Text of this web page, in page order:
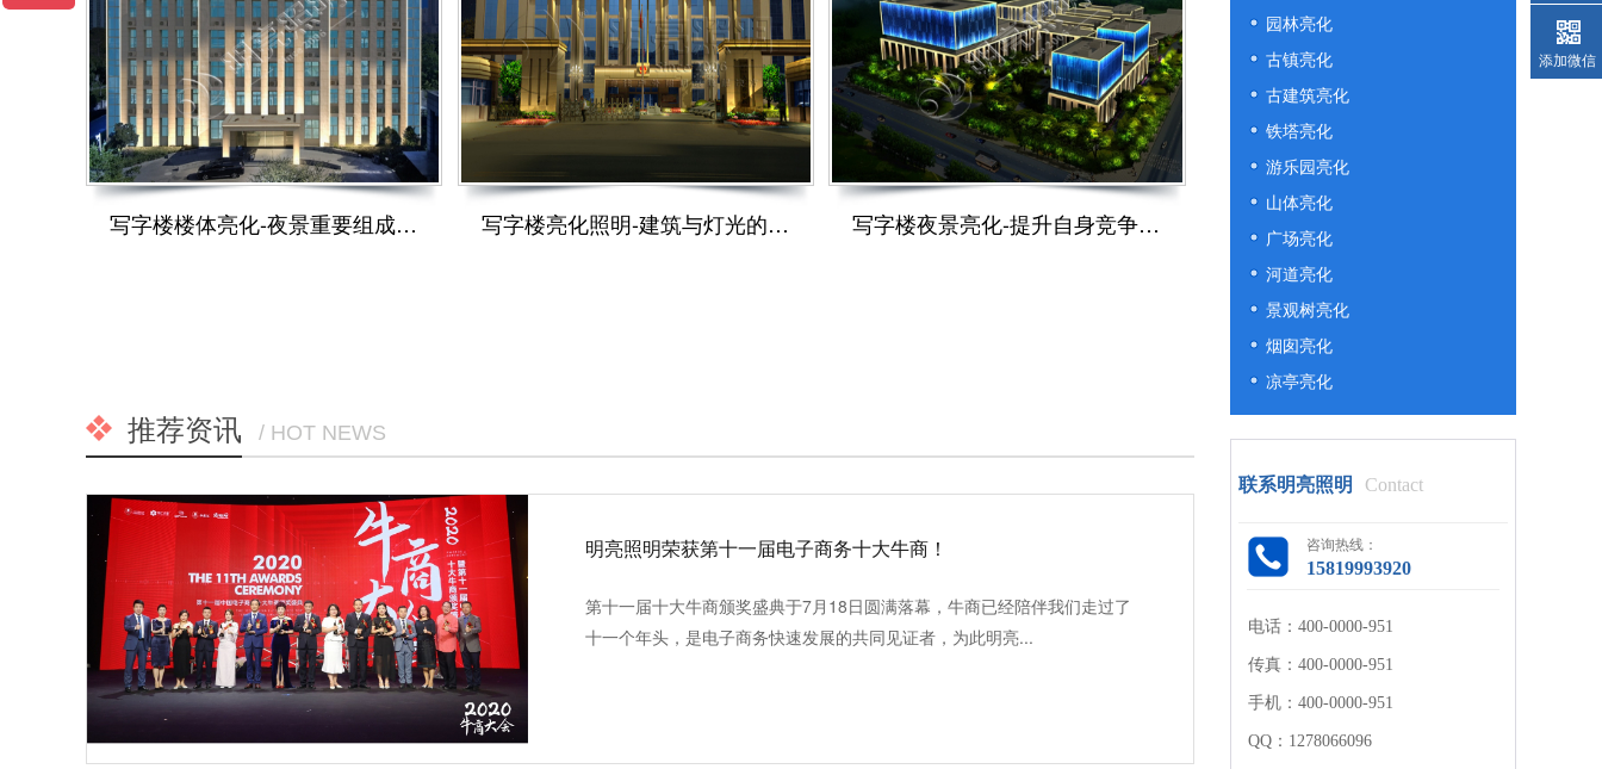
写字楼楼体亮化-夜景重要组成部分 写字楼亮化照明-建筑与灯光的融合美 写字楼夜景亮化-提升自身竞争能力
推荐资讯 / HOT NEWS
明亮照明荣获第十一届电子商务十大牛商！
第十一届十大牛商颁奖盛典于7月18日圆满落幕，牛商已经陪伴我们走过了
十一个年头，是电子商务快速发展的共同见证者，为此明亮...
园林亮化
古镇亮化
古建筑亮化
铁塔亮化
游乐园亮化
山体亮化
广场亮化
河道亮化
景观树亮化
烟囱亮化
凉亭亮化
联系明亮照明 Contact
咨询热线：
15819993920
电话： 400-0000-951
传真： 400-0000-951
手机： 400-0000-951
QQ： 1278066096
添加微信